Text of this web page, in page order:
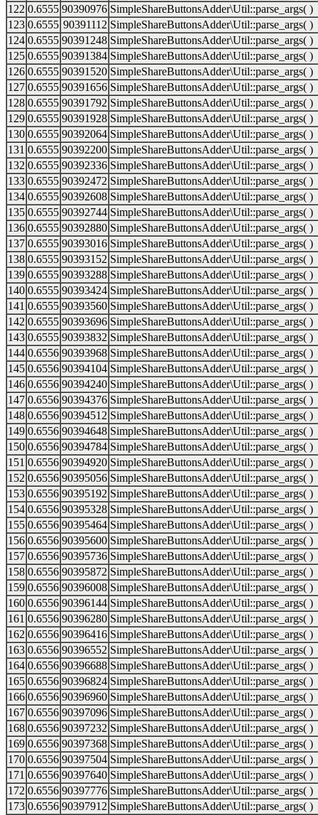
122 0.6555 90390976 SimpleShareButtonsAdder\Util::parse_args( )
123 0.6555 90391112 SimpleShareButtonsAdder\Util::parse_args( )
124 0.6555 90391248 SimpleShareButtonsAdder\Util::parse_args( )
125 0.6555 90391384 SimpleShareButtonsAdder\Util::parse_args( )
126 0.6555 90391520 SimpleShareButtonsAdder\Util::parse_args( )
127 0.6555 90391656 SimpleShareButtonsAdder\Util::parse_args( )
128 0.6555 90391792 SimpleShareButtonsAdder\Util::parse_args( )
129 0.6555 90391928 SimpleShareButtonsAdder\Util::parse_args( )
130 0.6555 90392064 SimpleShareButtonsAdder\Util::parse_args( )
131 0.6555 90392200 SimpleShareButtonsAdder\Util::parse_args( )
132 0.6555 90392336 SimpleShareButtonsAdder\Util::parse_args( )
133 0.6555 90392472 SimpleShareButtonsAdder\Util::parse_args( )
134 0.6555 90392608 SimpleShareButtonsAdder\Util::parse_args( )
135 0.6555 90392744 SimpleShareButtonsAdder\Util::parse_args( )
136 0.6555 90392880 SimpleShareButtonsAdder\Util::parse_args( )
137 0.6555 90393016 SimpleShareButtonsAdder\Util::parse_args( )
138 0.6555 90393152 SimpleShareButtonsAdder\Util::parse_args( )
139 0.6555 90393288 SimpleShareButtonsAdder\Util::parse_args( )
140 0.6555 90393424 SimpleShareButtonsAdder\Util::parse_args( )
141 0.6555 90393560 SimpleShareButtonsAdder\Util::parse_args( )
142 0.6555 90393696 SimpleShareButtonsAdder\Util::parse_args( )
143 0.6555 90393832 SimpleShareButtonsAdder\Util::parse_args( )
144 0.6556 90393968 SimpleShareButtonsAdder\Util::parse_args( )
145 0.6556 90394104 SimpleShareButtonsAdder\Util::parse_args( )
146 0.6556 90394240 SimpleShareButtonsAdder\Util::parse_args( )
147 0.6556 90394376 SimpleShareButtonsAdder\Util::parse_args( )
148 0.6556 90394512 SimpleShareButtonsAdder\Util::parse_args( )
149 0.6556 90394648 SimpleShareButtonsAdder\Util::parse_args( )
150 0.6556 90394784 SimpleShareButtonsAdder\Util::parse_args( )
151 0.6556 90394920 SimpleShareButtonsAdder\Util::parse_args( )
152 0.6556 90395056 SimpleShareButtonsAdder\Util::parse_args( )
153 0.6556 90395192 SimpleShareButtonsAdder\Util::parse_args( )
154 0.6556 90395328 SimpleShareButtonsAdder\Util::parse_args( )
155 0.6556 90395464 SimpleShareButtonsAdder\Util::parse_args( )
156 0.6556 90395600 SimpleShareButtonsAdder\Util::parse_args( )
157 0.6556 90395736 SimpleShareButtonsAdder\Util::parse_args( )
158 0.6556 90395872 SimpleShareButtonsAdder\Util::parse_args( )
159 0.6556 90396008 SimpleShareButtonsAdder\Util::parse_args( )
160 0.6556 90396144 SimpleShareButtonsAdder\Util::parse_args( )
161 0.6556 90396280 SimpleShareButtonsAdder\Util::parse_args( )
162 0.6556 90396416 SimpleShareButtonsAdder\Util::parse_args( )
163 0.6556 90396552 SimpleShareButtonsAdder\Util::parse_args( )
164 0.6556 90396688 SimpleShareButtonsAdder\Util::parse_args( )
165 0.6556 90396824 SimpleShareButtonsAdder\Util::parse_args( )
166 0.6556 90396960 SimpleShareButtonsAdder\Util::parse_args( )
167 0.6556 90397096 SimpleShareButtonsAdder\Util::parse_args( )
168 0.6556 90397232 SimpleShareButtonsAdder\Util::parse_args( )
169 0.6556 90397368 SimpleShareButtonsAdder\Util::parse_args( )
170 0.6556 90397504 SimpleShareButtonsAdder\Util::parse_args( )
171 0.6556 90397640 SimpleShareButtonsAdder\Util::parse_args( )
172 0.6556 90397776 SimpleShareButtonsAdder\Util::parse_args( )
173 0.6556 90397912 SimpleShareButtonsAdder\Util::parse_args( )